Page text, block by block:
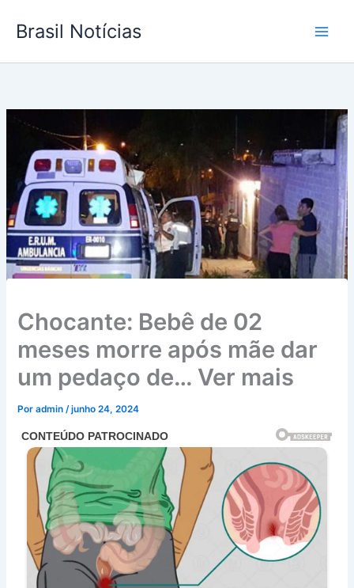
para
conteúdo
Brasil Notícias
Chocante: Bebê de 02
meses morre após mãe dar
um pedaço de… Ver mais
Poradmin/junho 24, 2024